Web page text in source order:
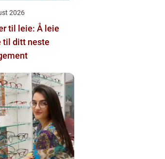
2026
til leie: Å leie
til ditt neste